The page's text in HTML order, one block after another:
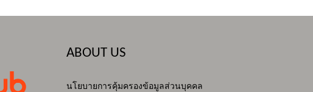
ABOUT US
นโยบายการคุ้มครองข้อมูลส่วนบุคคล